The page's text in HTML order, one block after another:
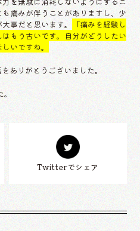
痛みが伴うことがありますし、少
事だと思います。
「痛みを経験し
もう古いです。自分がどうしたい
いですね。
りがとうございました。
Twitterでシェア